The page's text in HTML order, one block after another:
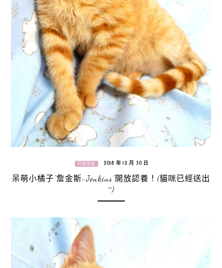
已經送出 2018 年 12 月 30 日
呆萌小橘子“詹金斯-Jenkins”開放認養！(貓咪已經送出
^^)